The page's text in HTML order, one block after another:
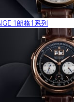
1朗格1系列